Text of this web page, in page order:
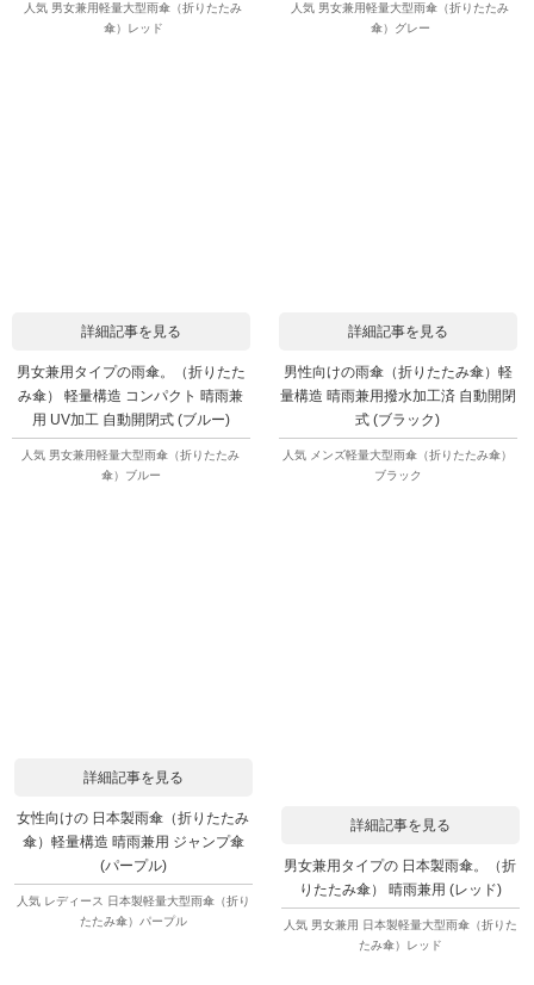
人気 男女兼用軽量大型雨傘（折りたたみ
傘）レッド
人気 男女兼用軽量大型雨傘（折りたたみ
傘）グレー
詳細記事を見る
男女兼用タイプの雨傘。（折りたた
み傘） 軽量構造 コンパクト 晴雨兼
用 UV加工 自動開閉式 (ブルー)
人気 男女兼用軽量大型雨傘（折りたたみ
傘）ブルー
詳細記事を見る
男性向けの雨傘（折りたたみ傘）軽
量構造 晴雨兼用撥水加工済 自動開閉
式 (ブラック)
人気 メンズ軽量大型雨傘（折りたたみ傘）
ブラック
詳細記事を見る
女性向けの 日本製雨傘（折りたたみ
傘）軽量構造 晴雨兼用 ジャンプ傘
(パープル)
人気 レディース 日本製軽量大型雨傘（折り
たたみ傘）パープル
詳細記事を見る
男女兼用タイプの 日本製雨傘。（折
りたたみ傘） 晴雨兼用 (レッド)
人気 男女兼用 日本製軽量大型雨傘（折りた
たみ傘）レッド